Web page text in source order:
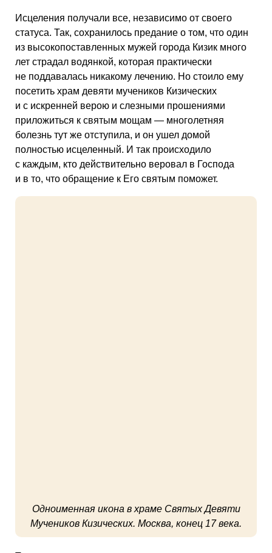
Исцеления получали все, независимо от своего
статуса. Так, сохранилось предание о том, что один
из высокопоставленных мужей города Кизик много
лет страдал водянкой, которая практически
не поддавалась никакому лечению. Но стоило ему
посетить храм девяти мучеников Кизических
и с искренней верою и слезными прошениями
приложиться к святым мощам — многолетняя
болезнь тут же отступила, и он ушел домой
полностью исцеленный. И так происходило
с каждым, кто действительно веровал в Господа
и в то, что обращение к Его святым поможет.
Одноименная икона в храме Святых Девяти
Мучеников Кизических. Москва, конец 17 века.